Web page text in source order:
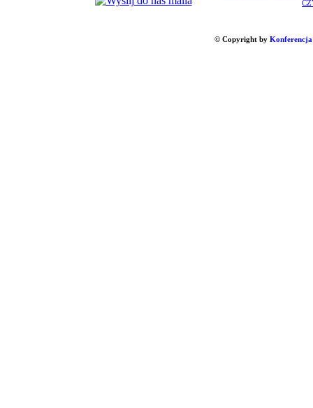
© Copyright by Konferencja